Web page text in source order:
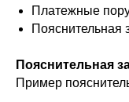
Платежные
Пояснительная
Пояснительная
Пример